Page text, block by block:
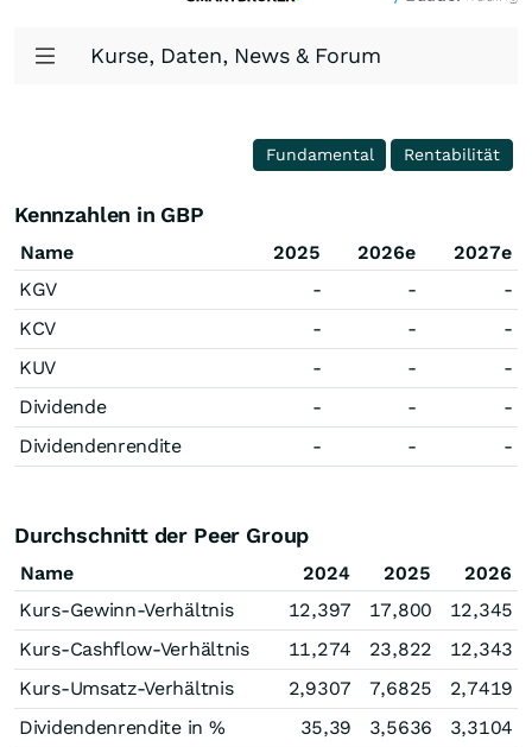
Kurse, Daten, News & Forum
Fundamental Rentabilität
Kennzahlen in GBP
Name 2025 2026e
2027e
KGV
- -
-
KCV
- -
-
KUV
- -
-
Dividende
- -
-
Dividendenrendite
- - -
Durchschnitt der Peer Group
Name 2024 2025
2026
Kurs-Gewinn-Verhältnis
12,397 17,800
12,345
Kurs-Cashflow-Verhältnis
11,274 23,822
12,343
Kurs-Umsatz-Verhältnis
2,9307 7,6825
2,7419
Dividendenrendite in %
35,39 3,5636 3,3104